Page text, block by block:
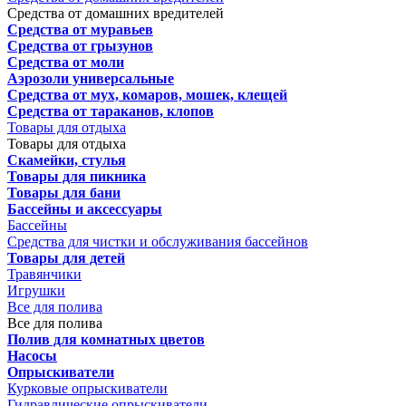
Средства от домашних вредителей
Средства от муравьев
Средства от грызунов
Средства от моли
Аэрозоли универсальные
Средства от мух, комаров, мошек, клещей
Средства от тараканов, клопов
Товары для отдыха
Товары для отдыха
Скамейки, стулья
Товары для пикника
Товары для бани
Бассейны и аксессуары
Бассейны
Средства для чистки и обслуживания бассейнов
Товары для детей
Травянчики
Игрушки
Все для полива
Все для полива
Полив для комнатных цветов
Насосы
Опрыскиватели
Курковые опрыскиватели